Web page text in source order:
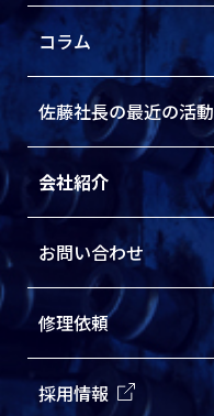
コラム
佐藤社長の最近の活動
会社紹介
お問い合わせ
修理依頼
採用情報